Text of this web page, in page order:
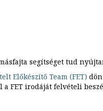
segítséget tud
Előkészítő Team (FET)
FET irodáját felvételi